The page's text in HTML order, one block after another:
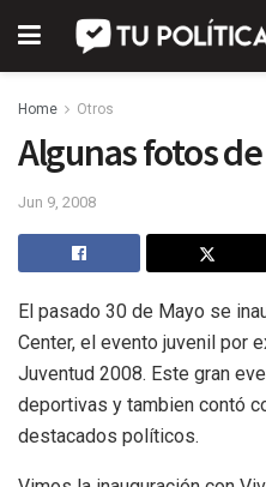
Home Otros
Algunas fotos
Jun 9, 2008
El pasado 30 de Mayo se
Center, el evento juvenil por
Juventud 2008. Este gran
deportivas y tambien contó
destacados políticos.